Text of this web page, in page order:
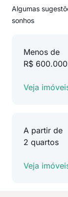
Algumas
sonhos
Menos de
R$ 600.000
Veja
A partir de
2 quartos
Veja